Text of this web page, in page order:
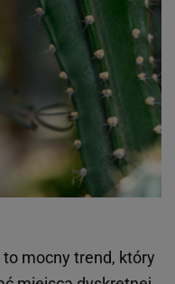
mocny trend, który